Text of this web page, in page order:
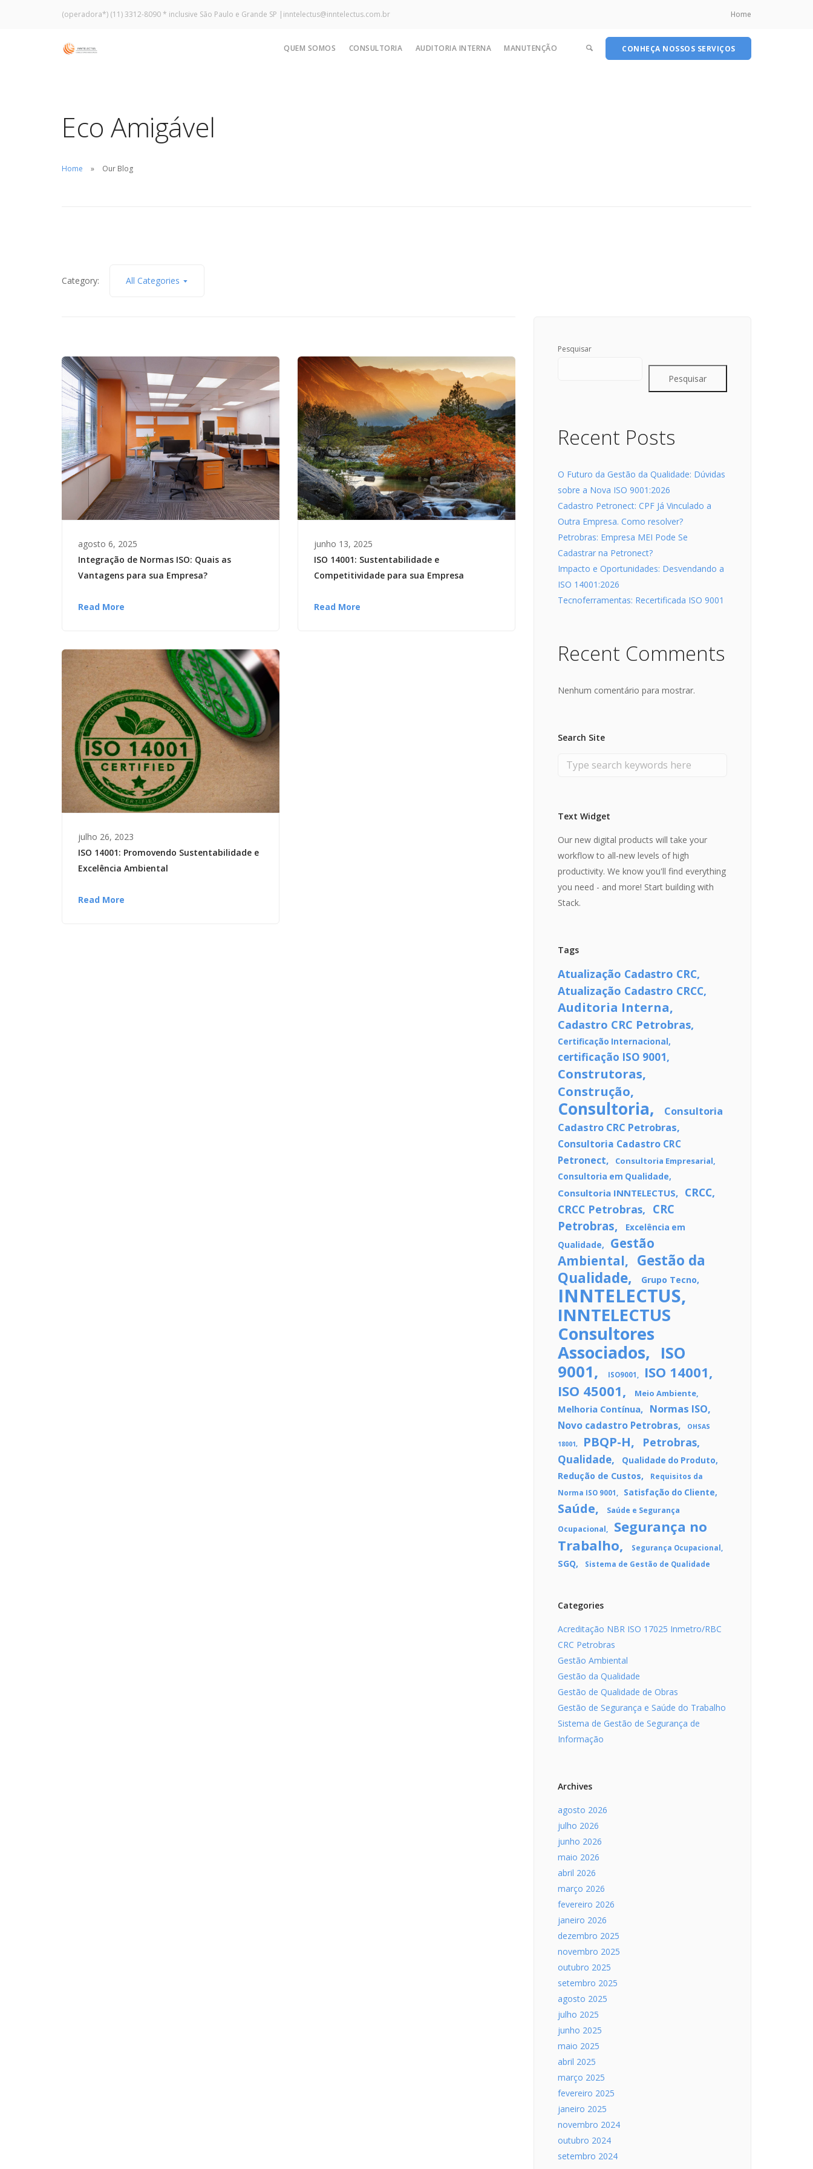
(operadora*) (11) 3312-8090 * inclusive São Paulo e Grande SP | inntelectus@inntelectus.com.br Home
QUEM SOMOS CONSULTORIA AUDITORIA INTERNA MANUTENÇÃO CONHEÇA NOSSOS SERVIÇOS
Eco Amigável
Home Our Blog
Category: All Categories
agosto 6, 2025
Integração de Normas ISO: Quais as
Vantagens para sua Empresa?
Read More
junho 13, 2025
ISO 14001: Sustentabilidade e
Competitividade para sua Empresa
Read More
julho 26, 2023
ISO 14001: Promovendo Sustentabilidade e
Excelência Ambiental
Read More
Pesquisar
Pesquisar
Recent Posts
O Futuro da Gestão da Qualidade: Dúvidas
sobre a Nova ISO 9001:2026
Cadastro Petronect: CPF Já Vinculado a
Outra Empresa. Como resolver?
Petrobras: Empresa MEI Pode Se
Cadastrar na Petronect?
Impacto e Oportunidades: Desvendando a
ISO 14001:2026
Tecnoferramentas: Recertificada ISO 9001
Recent Comments
Nenhum comentário para mostrar.
Search Site
Text Widget
Our new digital products will take your
workflow to all-new levels of high
productivity. We know you'll find everything
you need - and more! Start building with
Stack.
Tags
Atualização Cadastro CRC
Atualização Cadastro CRCC
Auditoria Interna
Cadastro CRC Petrobras
Certificação Internacional
certificação ISO 9001
Construtoras
Construção
Consultoria
Consultoria
Cadastro CRC Petrobras
Consultoria Cadastro CRC
Petronect
Consultoria Empresarial
Consultoria em Qualidade
Consultoria INNTELECTUS
CRCC
CRCC Petrobras
CRC
Petrobras
Excelência em
Qualidade
Gestão
Ambiental
Gestão da
Qualidade
Grupo Tecno
INNTELECTUS
INNTELECTUS
Consultores
Associados
ISO
9001
ISO9001
ISO 14001
ISO 45001
Meio Ambiente
Melhoria Contínua Normas ISO
Novo cadastro Petrobras OHSAS
18001 PBQP-H Petrobras
Qualidade Qualidade do Produto
Redução de Custos
Requisitos da
Norma ISO 9001
Satisfação do Cliente
Saúde
Saúde e Segurança
Ocupacional
Segurança no
Trabalho
Segurança Ocupacional
SGQ Sistema de Gestão de Qualidade
Categories
Acreditação NBR ISO 17025 Inmetro/RBC
CRC Petrobras
Gestão Ambiental
Gestão da Qualidade
Gestão de Qualidade de Obras
Gestão de Segurança e Saúde do Trabalho
Sistema de Gestão de Segurança de
Informação
Archives
agosto 2026
julho 2026
junho 2026
maio 2026
abril 2026
março 2026
fevereiro 2026
janeiro 2026
dezembro 2025
novembro 2025
outubro 2025
setembro 2025
agosto 2025
julho 2025
junho 2025
maio 2025
abril 2025
março 2025
fevereiro 2025
janeiro 2025
novembro 2024
outubro 2024
setembro 2024